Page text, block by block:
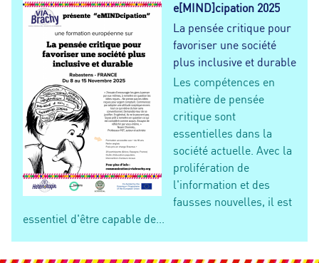
e[MIND]cipation 2025
La pensée critique pour
favoriser une société
plus inclusive et durable
Les compétences en
matière de pensée
critique sont
essentielles dans la
société actuelle. Avec la
prolifération de
l'information et des
fausses nouvelles, il est
essentiel d'être capable de...